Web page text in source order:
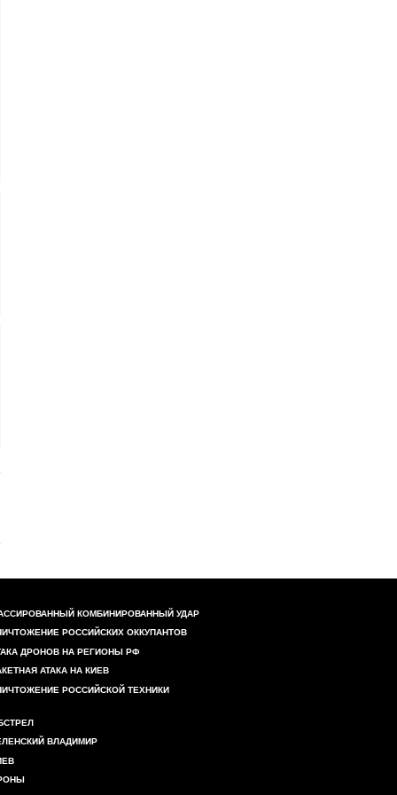
КОМБИНИРОВАННЫЙ УДАР
РОССИЙСКИХ ОККУПАНТОВ
ДРОНОВ НА РЕГИОНЫ РФ
АТАКА НА КИЕВ
РОССИЙСКОЙ ТЕХНИКИ
ВЛАДИМИР